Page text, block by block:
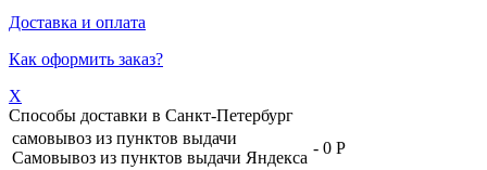
Доставка и оплата
Как оформить заказ?
X
Способы доставки в Санкт-Петербург
самовывоз из пунктов выдачи
Самовывоз из пунктов выдачи Яндекса
- 0 Р